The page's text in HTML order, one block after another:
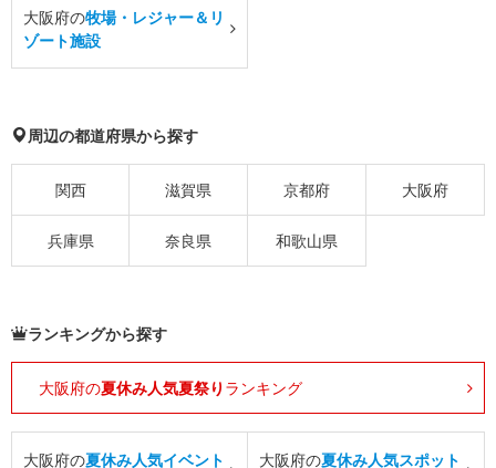
大阪府の牧場・レジャー＆リ
ゾート施設
周辺の都道府県から探す
関西 滋賀県 京都府 大阪府
兵庫県 奈良県 和歌山県
ランキングから探す
大阪府の夏休み人気夏祭り ランキング
大阪府の夏休み人気イベント 大阪府の夏休み人気スポット